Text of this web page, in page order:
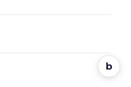
b